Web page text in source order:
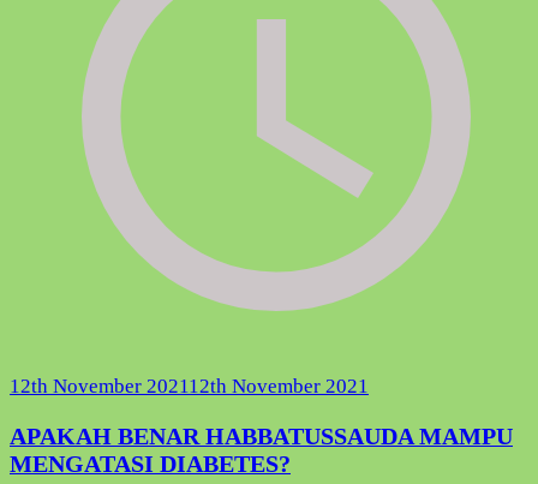
12th November 202112th November 2021
APAKAH BENAR HABBATUSSAUDA MAMPU
MENGATASI DIABETES?